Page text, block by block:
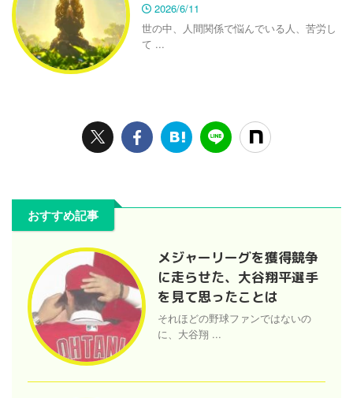
2026/6/11
世の中、人間関係で悩んでいる人、苦労し
て ...
おすすめ記事
メジャーリーグを獲得競争
に走らせた、大谷翔平選手
を見て思ったことは
それほどの野球ファンではないの
に、大谷翔 ...